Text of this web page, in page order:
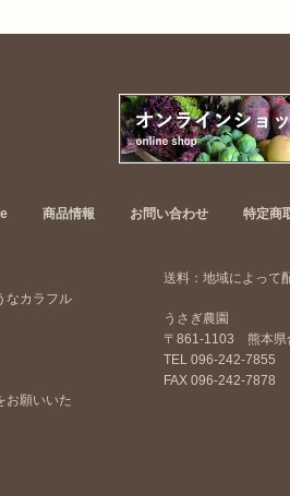
商品情報 お問い合わせ 特定商
なカラフル
お願いいた
送料：地域によって
うさぎ農園
〒861-1103 熊本県
TEL 096-242-7855
FAX 096-242-7878